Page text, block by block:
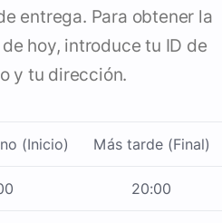
entrega. Para obtener la
hoy, introduce tu ID de
y tu dirección.
(Inicio) Más tarde (Final)
20:00